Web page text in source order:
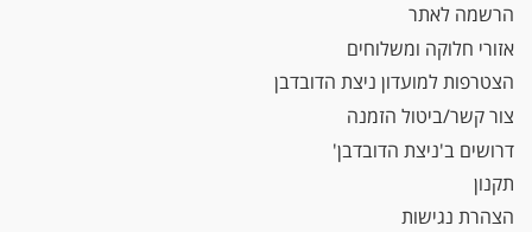
הרשמה לאתר
אזורי חלוקה ומשלוחים
הצטרפות למועדון ניצת הדובדבן
צור קשר/ביטול הזמנה
דרושים ב'ניצת הדובדבן'
תקנון
הצהרת נגישות